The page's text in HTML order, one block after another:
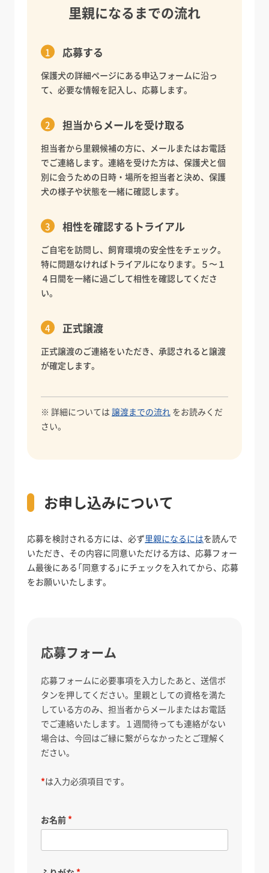
里親になるまでの流れ
応募する
保護犬の詳細ページにある申込フォームに沿っ
て、必要な情報を記入し、応募します。
担当からメールを受け取る
担当者から里親候補の方に、メールまたはお電話
でご連絡します。連絡を受けた方は、保護犬と個
別に会うための日時・場所を担当者と決め、保護
犬の様子や状態を一緒に確認します。
相性を確認するトライアル
ご自宅を訪問し、飼育環境の安全性をチェック。
特に問題なければトライアルになります。５〜１
４日間を一緒に過ごして相性を確認してくださ
い。
正式譲渡
正式譲渡のご連絡をいただき、承認されると譲渡
が確定します。
※ 詳細については 譲渡までの流れをお読みくだ
さい。
お申し込みについて
応募を検討される方には、必ず里親になるにはを読んで
いただき、その内容に同意いただける方は、応募フォー
ム最後にある「同意する」にチェックを入れてから、応募
をお願いいたします。
応募フォーム
応募フォームに必要事項を入力したあと、送信ボ
タンを押してください。里親としての資格を満た
している方のみ、担当者からメールまたはお電話
でご連絡いたします。１週間待っても連絡がない
場合は、今回はご縁に繋がらなかったとご理解く
ださい。
*は入力必須項目です。
お名前